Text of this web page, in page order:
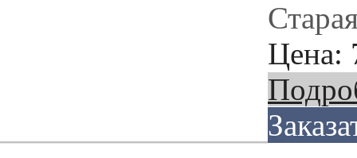
Цена: